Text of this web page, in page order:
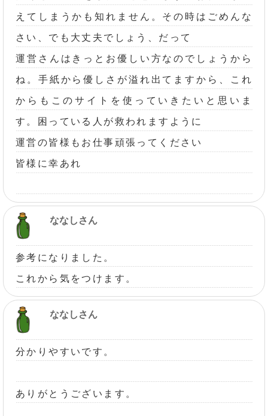
えてしまうかも知れません。その時はごめんな
さい、でも大丈夫でしょう、だって
運営さんはきっとお優しい方なのでしょうから
ね。手紙から優しさが溢れ出てますから、これ
からもこのサイトを使っていきたいと思いま
す。困っている人が救われますように
運営の皆様もお仕事頑張ってください
皆様に幸あれ
ななしさん
参考になりました。
これから気をつけます。
ななしさん
分かりやすいです。
ありがとうございます。